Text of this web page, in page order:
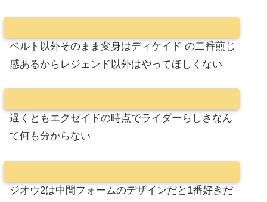
ベルト以外そのまま変身はディケイド の二番煎じ
感あるからレジェンド以外はやってほしくない
遅くともエグゼイドの時点でライダーらしさなん
て何も分からない
ジオウ2は中間フォームのデザインだと1番好きだ